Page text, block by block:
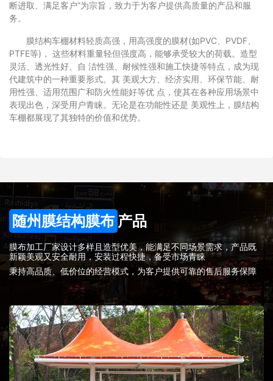
断进取、满足客户”为宗旨，致力于为客户提供高质量的产品和服
务。
膜结构车棚材料轻质高强，用高强度的膜材(如PVC、PVDF、
PTFE等)， 这些材料重量轻但强度高，能够承受较大的荷载。造型
灵活、透光性好、自 洁性强、耐候性强和施工快捷等特点，成为现
代建筑中的一种重要形式。其 美观大方、经济实用、环保节能、耐
用性强、适用范围广和防火性能好等优 点，使其在各种应用场景中
表现出色，深受用户青睐。无论是在功能性还是 美观性上，膜结构
车棚都展现了其独特的价值和优势。
随州膜结构膜布 产品
膜布加工厂家设计多样且造型优美，能满足不同场景需求，产品既
新颖美观又安全耐用，安装过程快捷，备受市场青睐
秉持高品质、低价位的经营模式，为客户提供可靠的售后服务保障